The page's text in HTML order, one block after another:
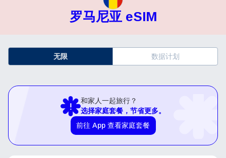
罗马尼亚 eSIM
无限 数据计划
和家人一起旅行？
选择家庭套餐，节省更多。
前往 App 查看家庭套餐